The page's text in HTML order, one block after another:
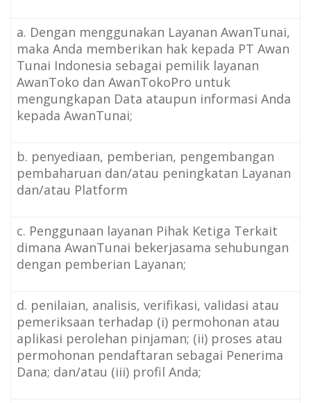
a. Dengan menggunakan Layanan AwanTunai,
maka Anda memberikan hak kepada PT Awan
Tunai Indonesia sebagai pemilik layanan
AwanToko dan AwanTokoPro untuk
mengungkapan Data ataupun informasi Anda
kepada AwanTunai;
b. penyediaan, pemberian, pengembangan
pembaharuan dan/atau peningkatan Layanan
dan/atau Platform
c. Penggunaan layanan Pihak Ketiga Terkait
dimana AwanTunai bekerjasama sehubungan
dengan pemberian Layanan;
d. penilaian, analisis, verifikasi, validasi atau
pemeriksaan terhadap (i) permohonan atau
aplikasi perolehan pinjaman; (ii) proses atau
permohonan pendaftaran sebagai Penerima
Dana; dan/atau (iii) profil Anda;